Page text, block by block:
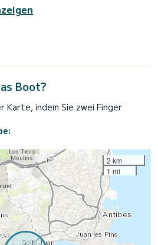
Boot?
Karte, indem Sie zwei Finger
2 km
1 mi